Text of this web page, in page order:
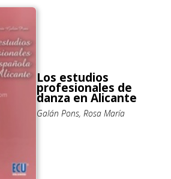
Los estudios
profesionales de
danza en Alicante
Galán Pons, Rosa María